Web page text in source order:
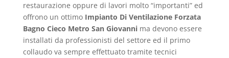
restaurazione oppure di lavori molto “importanti” ed
offrono un ottimo Impianto Di Ventilazione Forzata
Bagno Cieco Metro San Giovannima devono essere
installati da professionisti del settore ed il primo
collaudo va sempre effettuato tramite tecnici